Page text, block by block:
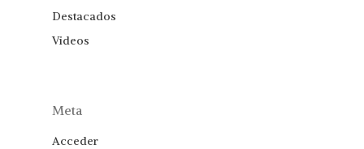
Destacados
Videos
Meta
Acceder